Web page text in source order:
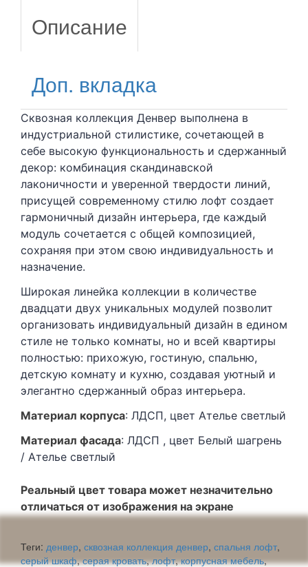
Описание
Доп. вкладка
Сквозная коллекция Денвер выполнена в
индустриальной стилистике, сочетающей в
себе высокую функциональность и сдержанный
декор: комбинация скандинавской
лаконичности и уверенной твердости линий,
присущей современному стилю лофт создает
гармоничный дизайн интерьера, где каждый
модуль сочетается с общей композицией,
сохраняя при этом свою индивидуальность и
назначение.
Широкая линейка коллекции в количестве
двадцати двух уникальных модулей позволит
организовать индивидуальный дизайн в едином
стиле не только комнаты, но и всей квартиры
полностью: прихожую, гостиную, спальню,
детскую комнату и кухню, создавая уютный и
элегантно сдержанный образ интерьера.
Материал корпуса: ЛДСП, цвет Ателье светлый
Материал фасада: ЛДСП , цвет Белый шагрень
/ Ателье светлый
Реальный цвет товара может незначительно
отличаться от изображения на экране
Теги: денвер, сквозная коллекция денвер, спальня лофт,
серый шкаф,серая кровать,лофт,корпусная мебель,